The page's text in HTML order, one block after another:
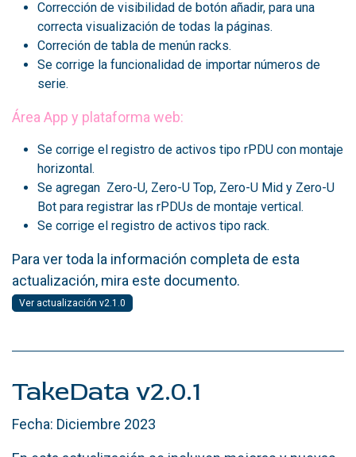
Corrección de visibilidad de botón añadir, para una
correcta visualización de todas la páginas.
Correción de tabla de menún racks.
Se corrige la funcionalidad de importar números de
serie.
Área App y plataforma web:
Se corrige el registro de activos tipo rPDU con montaje
horizontal.
Se agregan Zero-U, Zero-U Top, Zero-U Mid y Zero-U
Bot para registrar las rPDUs de montaje vertical.
Se corrige el registro de activos tipo rack.
Para ver toda la información completa de esta
actualización, mira este documento.
Ver actualización v2.1.0
TakeData v2.0.1
Fecha: Diciembre 2023